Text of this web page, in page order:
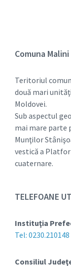
Comuna Malini
Teritoriul
două mari
Moldovei.
Sub aspectul
mai mare parte
Munţilor
vestică a
cuaternare.
TELEFOANE
Instituţia
Tel: 0230.210148
Consiliul